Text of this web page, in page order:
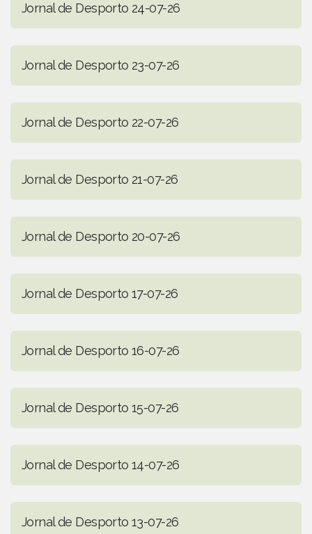
Jornal de Desporto 24-07-26
Jornal de Desporto 23-07-26
Jornal de Desporto 22-07-26
Jornal de Desporto 21-07-26
Jornal de Desporto 20-07-26
Jornal de Desporto 17-07-26
Jornal de Desporto 16-07-26
Jornal de Desporto 15-07-26
Jornal de Desporto 14-07-26
Jornal de Desporto 13-07-26